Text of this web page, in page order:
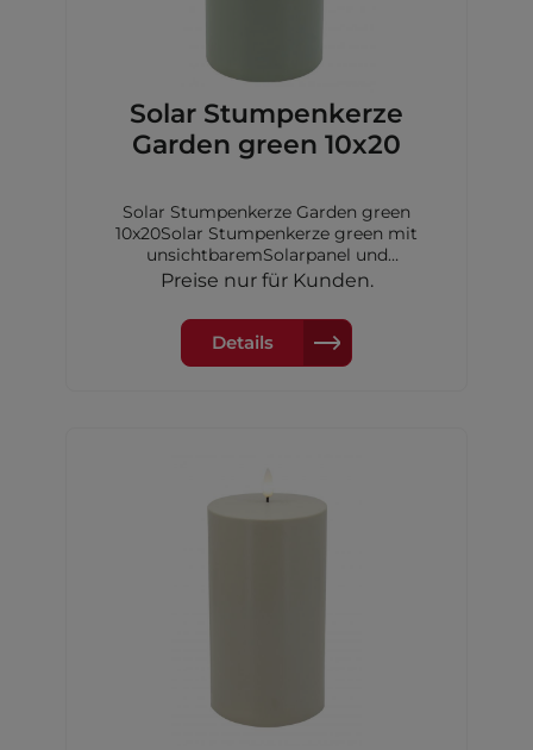
Solar Stumpenkerze
Garden green 10x20
Solar Stumpenkerze Garden green
10x20Solar Stumpenkerze green mit
unsichtbaremSolarpanel und
Dimmerungssensor, 10x20 cm,inkl. 1xAA
Preise nur für Kunden.
Details